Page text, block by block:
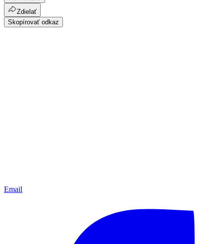
Zdielať
Skopírovať odkaz
Email